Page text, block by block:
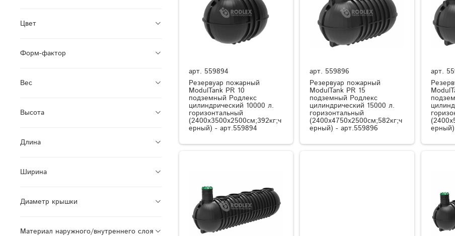
арт. 559894
Резервуар пожарный
ModulTank PR 10
подземный Родлекс
цилиндрический 10000 л.
горизонтальный
(2400x3500x2500см;392кг;ч
ерный) - арт.559894
арт. 559896
Резервуар пожарный
ModulTank PR 15
подземный Родлекс
цилиндрический 15000 л.
горизонтальный
(2400x4750x2500см;582кг;ч
ерный) - арт.559896
арт.
Цвет
Форм-фактор
Вес
Высота
Длина
Ширина
Диаметр крышки
Материал наружного/внутреннего слоя